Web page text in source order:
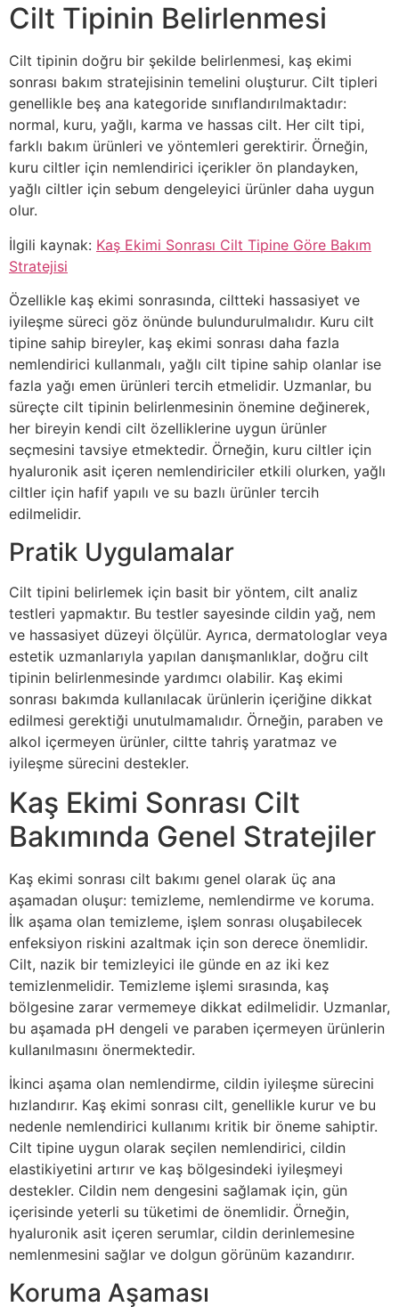
Cilt Tipinin Belirlenmesi
Cilt tipinin doğru bir şekilde belirlenmesi, kaş ekimi
sonrası bakım stratejisinin temelini oluşturur. Cilt tipleri
genellikle beş ana kategoride sınıflandırılmaktadır:
normal, kuru, yağlı, karma ve hassas cilt. Her cilt tipi,
farklı bakım ürünleri ve yöntemleri gerektirir. Örneğin,
kuru ciltler için nemlendirici içerikler ön plandayken,
yağlı ciltler için sebum dengeleyici ürünler daha uygun
olur.
İlgili kaynak: Kaş Ekimi Sonrası Cilt Tipine Göre Bakım
Stratejisi
Özellikle kaş ekimi sonrasında, ciltteki hassasiyet ve
iyileşme süreci göz önünde bulundurulmalıdır. Kuru cilt
tipine sahip bireyler, kaş ekimi sonrası daha fazla
nemlendirici kullanmalı, yağlı cilt tipine sahip olanlar ise
fazla yağı emen ürünleri tercih etmelidir. Uzmanlar, bu
süreçte cilt tipinin belirlenmesinin önemine değinerek,
her bireyin kendi cilt özelliklerine uygun ürünler
seçmesini tavsiye etmektedir. Örneğin, kuru ciltler için
hyaluronik asit içeren nemlendiriciler etkili olurken, yağlı
ciltler için hafif yapılı ve su bazlı ürünler tercih
edilmelidir.
Pratik Uygulamalar
Cilt tipini belirlemek için basit bir yöntem, cilt analiz
testleri yapmaktır. Bu testler sayesinde cildin yağ, nem
ve hassasiyet düzeyi ölçülür. Ayrıca, dermatologlar veya
estetik uzmanlarıyla yapılan danışmanlıklar, doğru cilt
tipinin belirlenmesinde yardımcı olabilir. Kaş ekimi
sonrası bakımda kullanılacak ürünlerin içeriğine dikkat
edilmesi gerektiği unutulmamalıdır. Örneğin, paraben ve
alkol içermeyen ürünler, ciltte tahriş yaratmaz ve
iyileşme sürecini destekler.
Kaş Ekimi Sonrası Cilt
Bakımında Genel Stratejiler
Kaş ekimi sonrası cilt bakımı genel olarak üç ana
aşamadan oluşur: temizleme, nemlendirme ve koruma.
İlk aşama olan temizleme, işlem sonrası oluşabilecek
enfeksiyon riskini azaltmak için son derece önemlidir.
Cilt, nazik bir temizleyici ile günde en az iki kez
temizlenmelidir. Temizleme işlemi sırasında, kaş
bölgesine zarar vermemeye dikkat edilmelidir. Uzmanlar,
bu aşamada pH dengeli ve paraben içermeyen ürünlerin
kullanılmasını önermektedir.
İkinci aşama olan nemlendirme, cildin iyileşme sürecini
hızlandırır. Kaş ekimi sonrası cilt, genellikle kurur ve bu
nedenle nemlendirici kullanımı kritik bir öneme sahiptir.
Cilt tipine uygun olarak seçilen nemlendirici, cildin
elastikiyetini artırır ve kaş bölgesindeki iyileşmeyi
destekler. Cildin nem dengesini sağlamak için, gün
içerisinde yeterli su tüketimi de önemlidir. Örneğin,
hyaluronik asit içeren serumlar, cildin derinlemesine
nemlenmesini sağlar ve dolgun görünüm kazandırır.
Koruma Aşaması